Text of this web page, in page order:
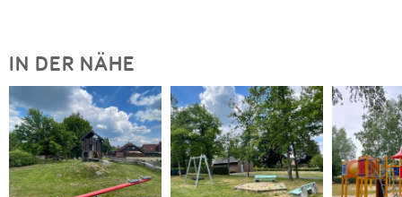
IN DER NÄHE